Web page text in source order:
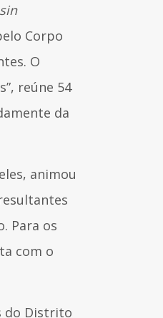
Corpo
O
reúne 54
da
animou
Para os
com o
do Distrito